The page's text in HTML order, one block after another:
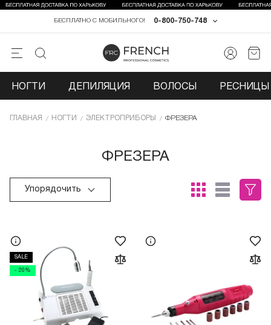
0-800-750-748
БЕСПЛАТНО С МОБИЛЬНОГО!
НОГТИ ДЕПИЛЯЦИЯ ВОЛОСЫ РЕСНИЦЫ
ГЛАВНАЯ НОГТИ ЭЛЕКТРОПРИБОРЫ ФРЕЗЕРА
ФРЕЗЕРА
Упорядочить
SALE
- 20%